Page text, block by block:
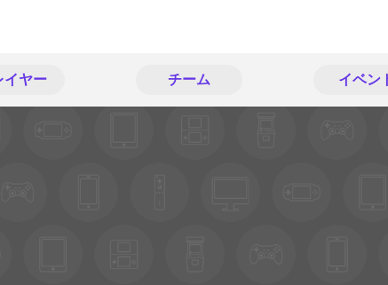
イヤー チーム イベン